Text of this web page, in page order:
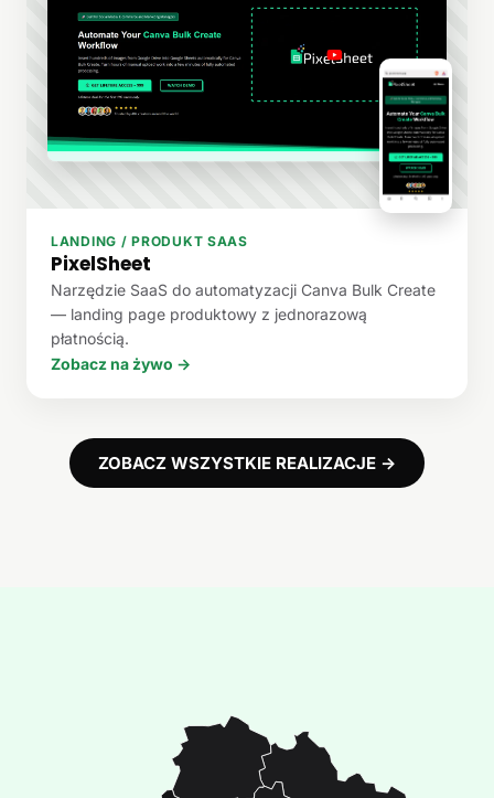
LANDING / PRODUKT SAAS
PixelSheet
Narzędzie SaaS do automatyzacji Canva Bulk Create
— landing page produktowy z jednorazową
płatnością.
Zobacz na żywo →
ZOBACZ WSZYSTKIE REALIZACJE →